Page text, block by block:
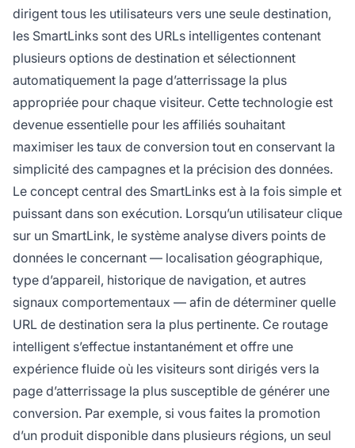
dirigent tous les utilisateurs vers une seule destination,
les SmartLinks sont des URLs intelligentes contenant
plusieurs options de destination et sélectionnent
automatiquement la page d’atterrissage la plus
appropriée pour chaque visiteur. Cette technologie est
devenue essentielle pour les affiliés souhaitant
maximiser les taux de conversion tout en conservant la
simplicité des campagnes et la précision des données.
Le concept central des SmartLinks est à la fois simple et
puissant dans son exécution. Lorsqu’un utilisateur clique
sur un SmartLink, le système analyse divers points de
données le concernant — localisation géographique,
type d’appareil, historique de navigation, et autres
signaux comportementaux — afin de déterminer quelle
URL de destination sera la plus pertinente. Ce routage
intelligent s’effectue instantanément et offre une
expérience fluide où les visiteurs sont dirigés vers la
page d’atterrissage la plus susceptible de générer une
conversion. Par exemple, si vous faites la promotion
d’un produit disponible dans plusieurs régions, un seul